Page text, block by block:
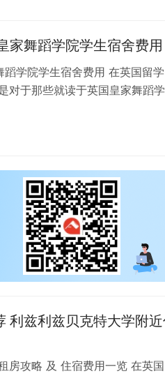
家舞蹈学院学生宿舍费用
学院学生宿舍费用 在英国留
对于那些就读于英国皇家舞蹈
利兹利兹贝克特大学附
房攻略 及 住宿费用一览 在英